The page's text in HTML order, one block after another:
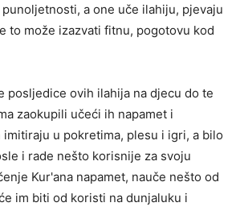
a one uče ilahiju, pjevaju
to može izazvati fitnu, pogotovu kod
posljedice ovih ilahija na djecu do te
zaokupili učeći ih napamet i
imitiraju u pokretima, plesu i igri, a bilo
i rade nešto korisnije za svoju
Kur'ana napamet, nauče nešto od
im biti od koristi na dunjaluku i